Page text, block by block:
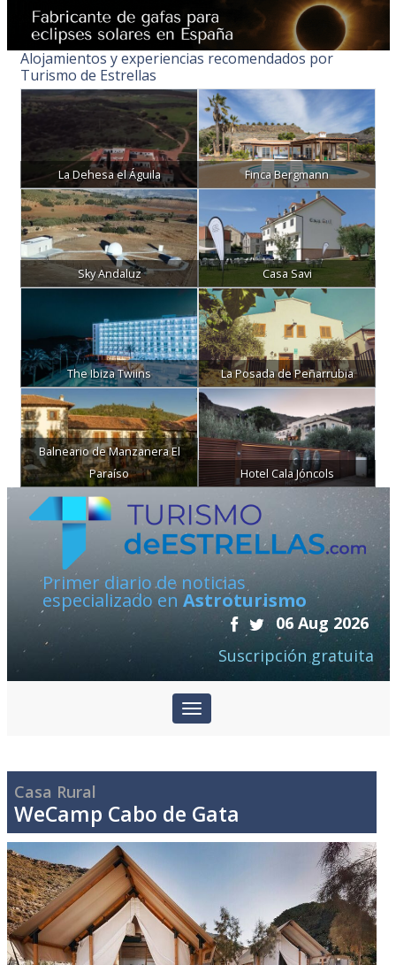
Alojamientos y experiencias recomendados por
Turismo de Estrellas
La Dehesa el Águila Finca Bergmann
Sky Andaluz Casa Savi
The Ibiza Twiins La Posada de Peñarrubia
Balneario de Manzanera El
Paraíso
Hotel Cala Jóncols
Primer diario de noticias
especializado en Astroturismo
06 Aug 2026
Suscripción gratuita
Casa Rural
WeCamp Cabo de Gata